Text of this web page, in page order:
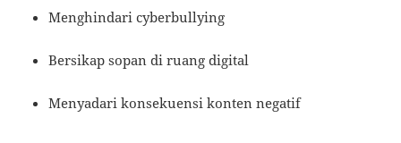
Menghindari cyberbullying
Bersikap sopan di ruang digital
Menyadari konsekuensi konten negatif